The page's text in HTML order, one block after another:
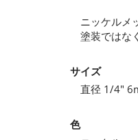
ニッケルメ
塗装ではな
サイズ
直径 1/4"
色